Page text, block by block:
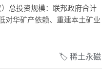
总投资规模：联邦政府合计
对华矿产依赖、重建本土矿业
🏷️ 稀土永磁